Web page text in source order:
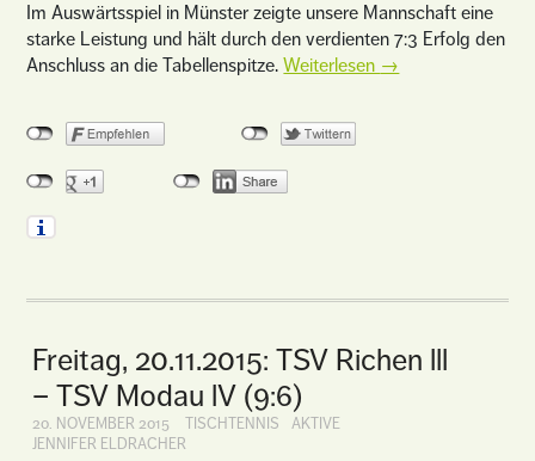
Im Auswärtsspiel in Münster zeigte unsere Mannschaft eine
starke Leistung und hält durch den verdienten 7:3 Erfolg den
Anschluss an die Tabellenspitze.Weiterlesen →
Freitag, 20.11.2015: TSV Richen lll
– TSV Modau lV (9:6)
20. NOVEMBER 2015 TISCHTENNIS
AKTIVE
JENNIFER ELDRACHER